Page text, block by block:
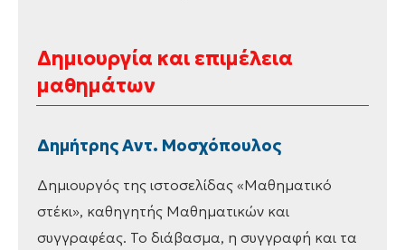
Δημιουργία και επιμέλεια
μαθημάτων
Δημήτρης Αντ. Μοσχόπουλος
Δημιουργός της ιστοσελίδας «Μαθηματικό
στέκι», καθηγητής Μαθηματικών και
συγγραφέας. Το διάβασμα, η συγγραφή και τα